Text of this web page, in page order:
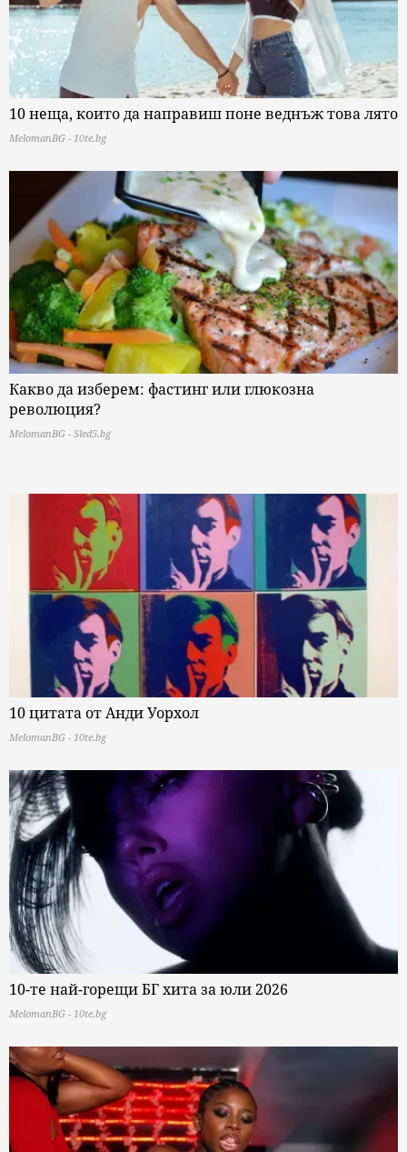
10 неща, които да направиш поне веднъж това лято
MelomanBG - 10te.bg
Какво да изберем: фастинг или глюкозна
революция?
MelomanBG - Sled5.bg
10 цитата от Анди Уорхол
MelomanBG - 10te.bg
10-те най-горещи БГ хита за юли 2026
MelomanBG - 10te.bg